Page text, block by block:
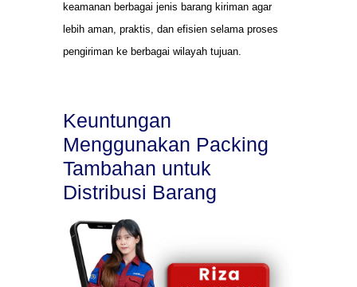
keamanan berbagai jenis barang kiriman agar
lebih aman, praktis, dan efisien selama proses
pengiriman ke berbagai wilayah tujuan.
Keuntungan
Menggunakan Packing
Tambahan untuk
Distribusi Barang